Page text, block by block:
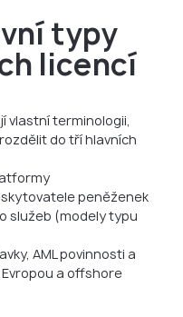
typy
licencí
vlastní terminologii,
do tří hlavních
peněženek
služeb (modely typu
AML povinnosti a
a offshore